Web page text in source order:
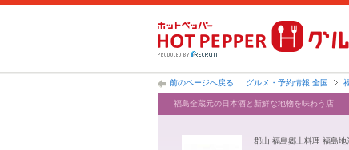
前のページへ戻る グルメ・予約情報 全国
福島全蔵元の日本酒と新鮮な地物を味わう店
郡山 福島郷土料理 福島